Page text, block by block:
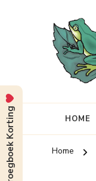
HOME
Home
Vroegboek Korting